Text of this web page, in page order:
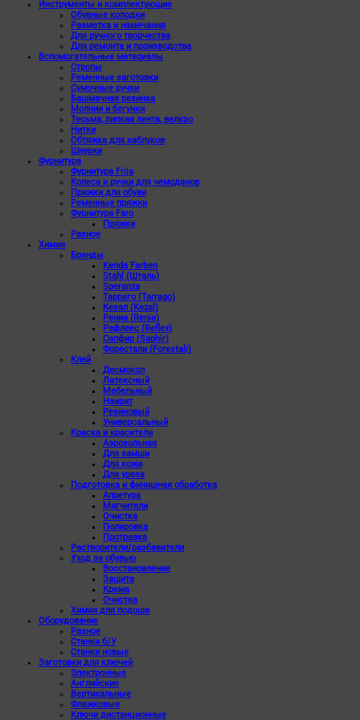
Инструменты и комплектующие
Обувные колодки
Разметка и намечания
Для ручного творчества
Для ремонта и производства
Вспомогательные материалы
Стропы
Ременные заготовки
Сумочные ручки
Башмачная резинка
Молнии и бегунки
Тесьма, липкая лента, велкро
Нитки
Обтяжка для каблуков
Шнурки
Фурнитура
Фурнитура Frija
Колеса и ручки для чемоданов
Пряжки для обуви
Ременные пряжки
Фурнитура Faro
Пряжки
Разное
Химия
Бренды
Kenda Farben
Stahl (Шталь)
Speranza
Тарраго (Tarrago)
Кезал (Kezal)
Рениа (Renia)
Рефлекс (Reflex)
Сапфир (Saphir)
Форестали (Forestali)
Клей
Десмокол
Латексный
Мебельный
Наирит
Резиновый
Универсальный
Краска и красители
Аэрозольная
Для замши
Для кожи
Для уреза
Подготовка и финишная обработка
Апретура
Мягчители
Очистка
Полировка
Протравка
Растворители/разбавители
Уход за обувью
Восстановление
Защита
Крема
Очистка
Химия для подошв
Оборудование
Разное
Станки б/У
Станки новые
Заготовки для ключей
Электронные
Английские
Вертикальные
Флажковые
Ключи дистанционные